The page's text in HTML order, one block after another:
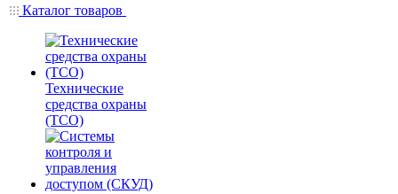
Каталог товаров
Технические
средства охраны
(ТСО)